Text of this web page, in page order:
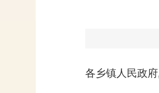
各乡镇人民政府